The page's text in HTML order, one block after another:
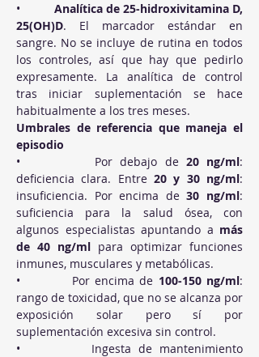
• Analítica de 25-hidroxivitamina D,
25(OH)D. El marcador estándar en
sangre. No se incluye de rutina en todos
los controles, así que hay que pedirlo
expresamente. La analítica de control
tras iniciar suplementación se hace
habitualmente a los tres meses.
Umbrales de referencia que maneja el
episodio
•          Por debajo de 20 ng/ml:
deficiencia clara. Entre 20 y 30 ng/ml:
insuficiencia. Por encima de 30 ng/ml:
suficiencia para la salud ósea, con
algunos especialistas apuntando a más
de 40 ng/ml para optimizar funciones
inmunes, musculares y metabólicas.
•          Por encima de 100-150 ng/ml:
rango de toxicidad, que no se alcanza por
exposición solar pero sí por
suplementación excesiva sin control.
•          Ingesta de mantenimiento